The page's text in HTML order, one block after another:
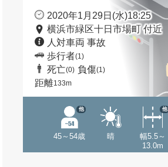
2020年1月29日(水)18:25
横浜市緑区十日市場町 付近
人対車両 事故
歩行者(1)
死亡(0) 負傷(1)
距離133m
45～54歳
他
晴
幅5.5～
13.0m
他